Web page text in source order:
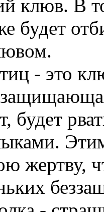
клюв. В
будет
- это
будет
жертву,